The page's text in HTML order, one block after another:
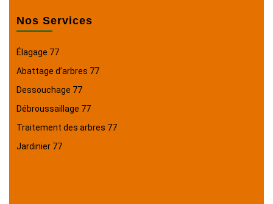
Nos Services
Élagage 77
Abattage d’arbres 77
Dessouchage 77
Débroussaillage 77
Traitement des arbres 77
Jardinier 77